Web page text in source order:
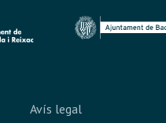
Avís legal